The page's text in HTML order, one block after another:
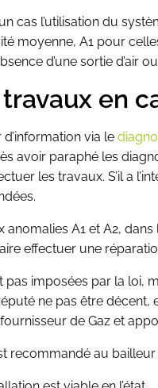
cas l’utilisation du
moyenne, A1 pour
d’une sortie d’air
en
via le
avoir paraphé les
les travaux. S’il a
A1 et A2,
effectuer une
pas imposées par la loi,
ne pas être
de Gaz et
recommandé au